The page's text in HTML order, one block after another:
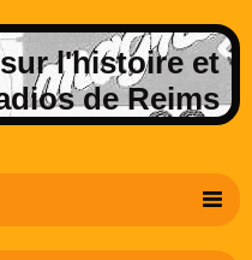
l'histoire et
de Reims